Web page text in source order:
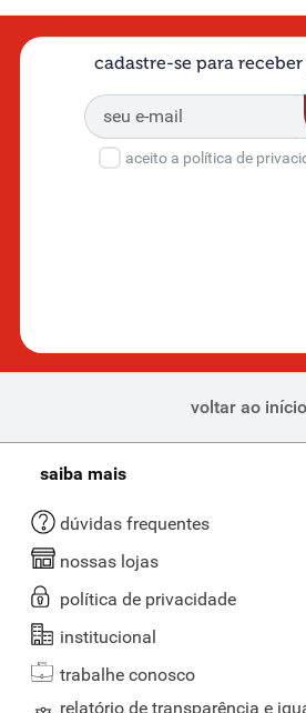
cadastre-se para
aceito a política de
voltar ao início
saiba mais
dúvidas frequentes
nossas lojas
política de privacidade
institucional
trabalhe conosco
relatório de transparência e